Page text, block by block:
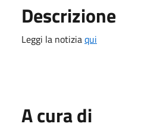
Descrizione
Leggi la notiziaqui
A cura di